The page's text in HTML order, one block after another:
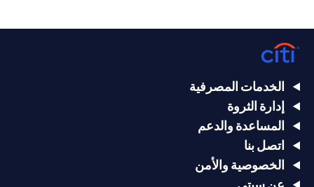
الخدمات المصرفية
إدارة الثروة
المساعدة والدعم
اتصل بنا
الخصوصية والأمن